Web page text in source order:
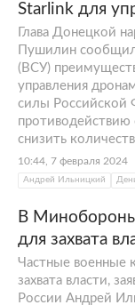
Starlink для
Глава Донецкой
Пушилин
(ВСУ)
управления
силы Российской
противодействию
снизить
10:44, 7 февраля 2024
Андрей Ильницкий
В
для захвата
Частные военные
захвата власти,
России Андрей